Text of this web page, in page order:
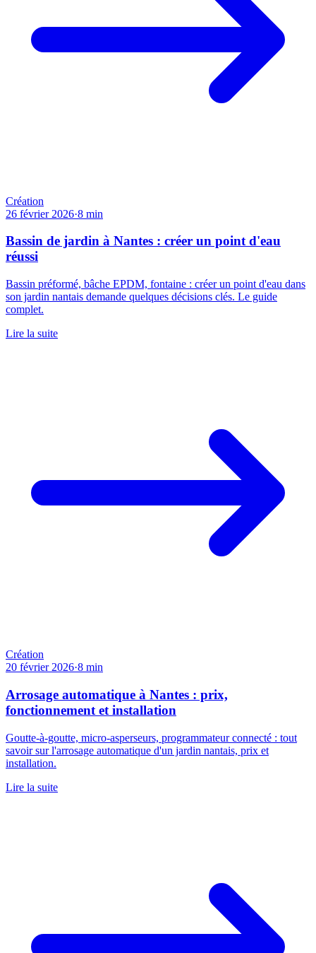
Création
26 février 2026·8 min
Bassin de jardin à Nantes : créer un point d'eau
réussi
Bassin préformé, bâche EPDM, fontaine : créer un point d'eau dans
son jardin nantais demande quelques décisions clés. Le guide
complet.
Lire la suite
Création
20 février 2026·8 min
Arrosage automatique à Nantes : prix,
fonctionnement et installation
Goutte-à-goutte, micro-asperseurs, programmateur connecté : tout
savoir sur l'arrosage automatique d'un jardin nantais, prix et
installation.
Lire la suite